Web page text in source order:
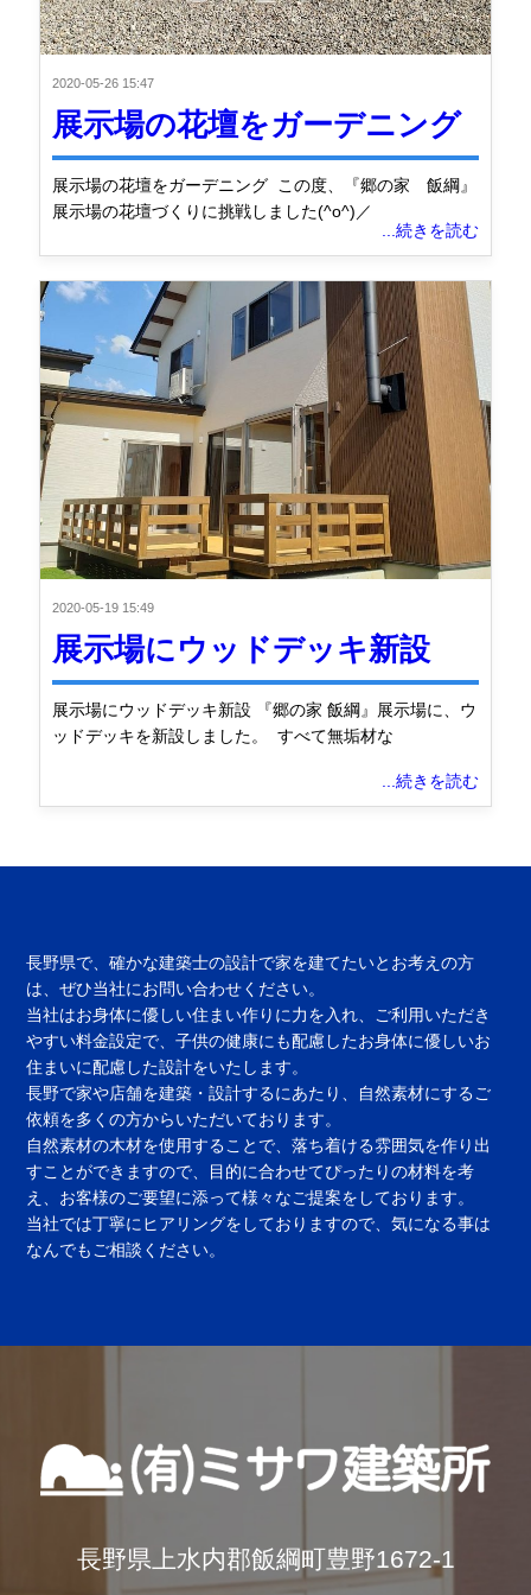
2020-05-26 15:47
展示場の花壇をガーデニング
展示場の花壇をガーデニング この度、『郷の家 飯綱』
展示場の花壇づくりに挑戦しました(^o^)／
...続きを読む
2020-05-19 15:49
展示場にウッドデッキ新設
展示場にウッドデッキ新設 『郷の家 飯綱』展示場に、ウ
ッドデッキを新設しました。 すべて無垢材な
...続きを読む
長野県で、確かな建築士の設計で家を建てたいとお考えの方
は、ぜひ当社にお問い合わせください。
当社はお身体に優しい住まい作りに力を入れ、ご利用いただき
やすい料金設定で、子供の健康にも配慮したお身体に優しいお
住まいに配慮した設計をいたします。
長野で家や店舗を建築・設計するにあたり、自然素材にするご
依頼を多くの方からいただいております。
自然素材の木材を使用することで、落ち着ける雰囲気を作り出
すことができますので、目的に合わせてぴったりの材料を考
え、お客様のご要望に添って様々なご提案をしております。
当社では丁寧にヒアリングをしておりますので、気になる事は
なんでもご相談ください。
長野県上水内郡飯綱町豊野1672-1